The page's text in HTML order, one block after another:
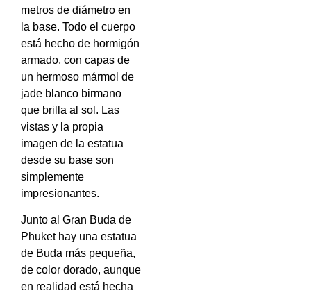
metros de diámetro en
la base. Todo el cuerpo
está hecho de hormigón
armado, con capas de
un hermoso mármol de
jade blanco birmano
que brilla al sol. Las
vistas y la propia
imagen de la estatua
desde su base son
simplemente
impresionantes.
Junto al Gran Buda de
Phuket hay una estatua
de Buda más pequeña,
de color dorado, aunque
en realidad está hecha